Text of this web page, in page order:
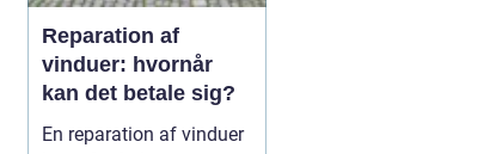
Reparation af
vinduer: hvornår
kan det betale sig?
En reparation af vinduer